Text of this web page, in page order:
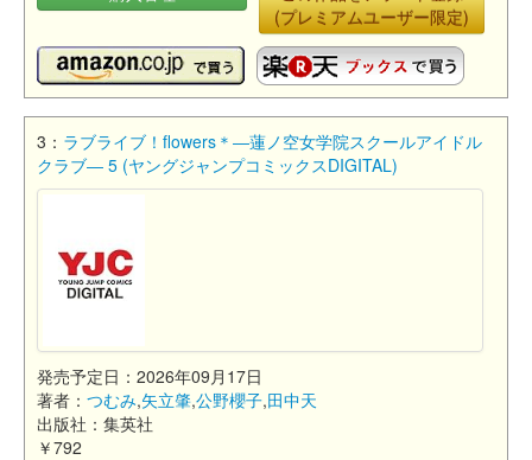
(プレミアムユーザー限定)
3： ラブライブ！flowers＊―蓮ノ空女学院スクールアイドル
クラブ― 5 (ヤングジャンプコミックスDIGITAL)
発売予定日：2026年09月17日
著者： つむみ,矢立肇,公野櫻子,田中天
出版社：集英社
￥792